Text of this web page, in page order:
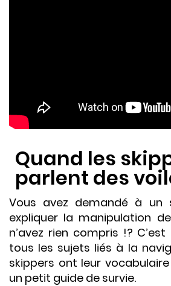
Quand les
parlent des
Vous avez demandé à un
expliquer la manipulation
n’avez rien compris !?
tous les sujets liés à la
skippers ont leur
un petit guide de survie.